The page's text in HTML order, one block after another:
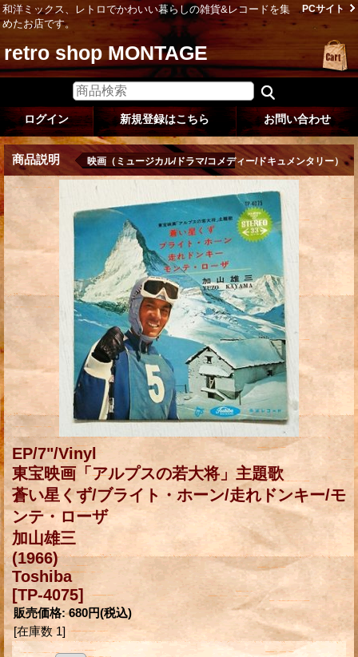
和洋ミックス、レトロでかわいい暮らしの雑貨&レコードを集
めたお店です。
PCサイト
retro shop MONTAGE
ログイン 新規登録はこちら お問い合わせ
商品説明 映画（ミュージカル/ドラマ/コメディー/ドキュメンタリー）
EP/7"/Vinyl
東宝映画「アルプスの若大将」主題歌
蒼い星くず/ブライト・ホーン/走れドンキー/モ
ンテ・ローザ
加山雄三
(1966)
Toshiba
[TP-4075]
販売価格: 680円(税込)
[在庫数 1]